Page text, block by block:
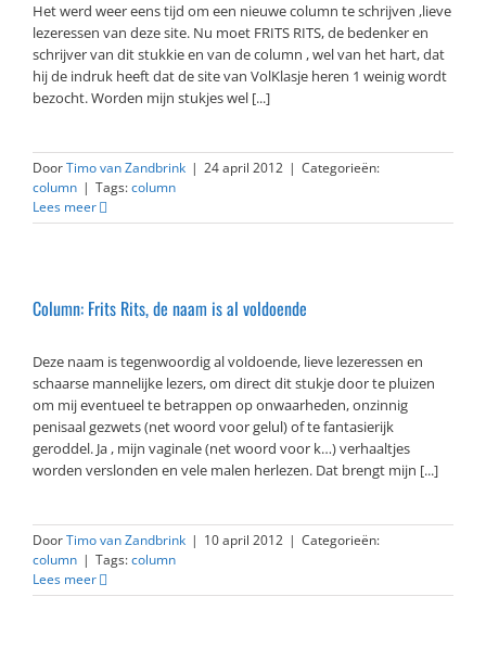
Het werd weer eens tijd om een nieuwe column te schrijven ,lieve
lezeressen van deze site. Nu moet FRITS RITS, de bedenker en
schrijver van dit stukkie en van de column , wel van het hart, dat
hij de indruk heeft dat de site van VolKlasje heren 1 weinig wordt
bezocht. Worden mijn stukjes wel [...]
DoorTimo van Zandbrink | 24 april 2012 | Categorieën:
column | Tags:column
Lees meer
Column: Frits Rits, de naam is al voldoende
Deze naam is tegenwoordig al voldoende, lieve lezeressen en
schaarse mannelijke lezers, om direct dit stukje door te pluizen
om mij eventueel te betrappen op onwaarheden, onzinnig
penisaal gezwets (net woord voor gelul) of te fantasierijk
geroddel. Ja , mijn vaginale (net woord voor k…) verhaaltjes
worden verslonden en vele malen herlezen. Dat brengt mijn [...]
DoorTimo van Zandbrink | 10 april 2012 | Categorieën:
column | Tags:column
Lees meer